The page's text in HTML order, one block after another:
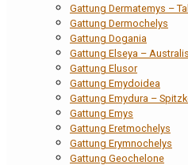
Gattung Dermatemys –
Gattung Dermochelys
Gattung Dogania
Gattung Elseya –
Gattung Elusor
Gattung Emydoidea
Gattung Emydura –
Gattung Emys
Gattung Eretmochelys
Gattung Erymnochelys
Gattung Geochelone